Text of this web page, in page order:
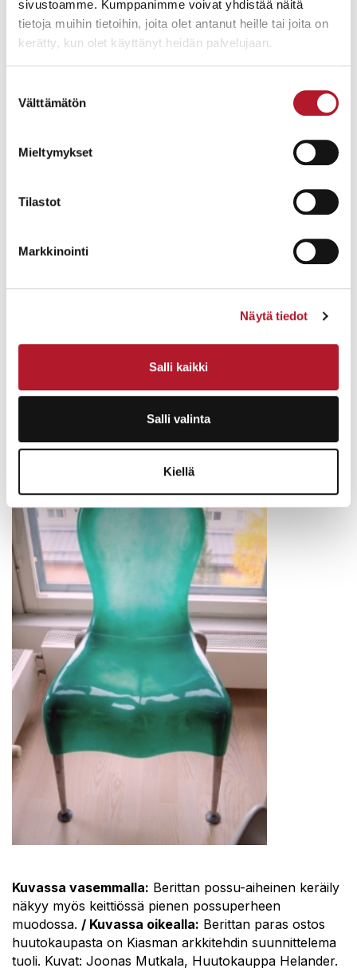
sivustoamme. Kumppanimme voivat yhdistää näitä
tietoja muihin tietoihin, joita olet antanut heille tai joita on
kerätty, kun olet käyttänyt heidän palvelujaan.
valinta
Välttämätön
Mieltymykset
Tilastot
Markkinointi
Näytä tiedot
Salli kaikki
Salli valinta
Kiellä
Kuvassa vasemmalla: Berittan possu-aiheinen keräily
näkyy myös keittiössä pienen possuperheen
muodossa. / Kuvassa oikealla: Berittan paras ostos
huutokaupasta on Kiasman arkkitehdin suunnittelema
tuoli. Kuvat: Joonas Mutkala, Huutokauppa Helander.